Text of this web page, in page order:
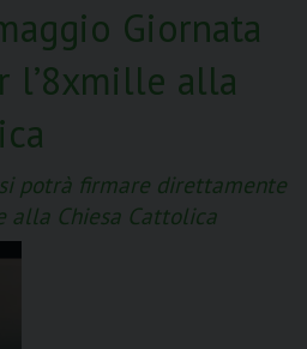
Giornata
l’8xmille alla
potrà firmare direttamente
Chiesa Cattolica